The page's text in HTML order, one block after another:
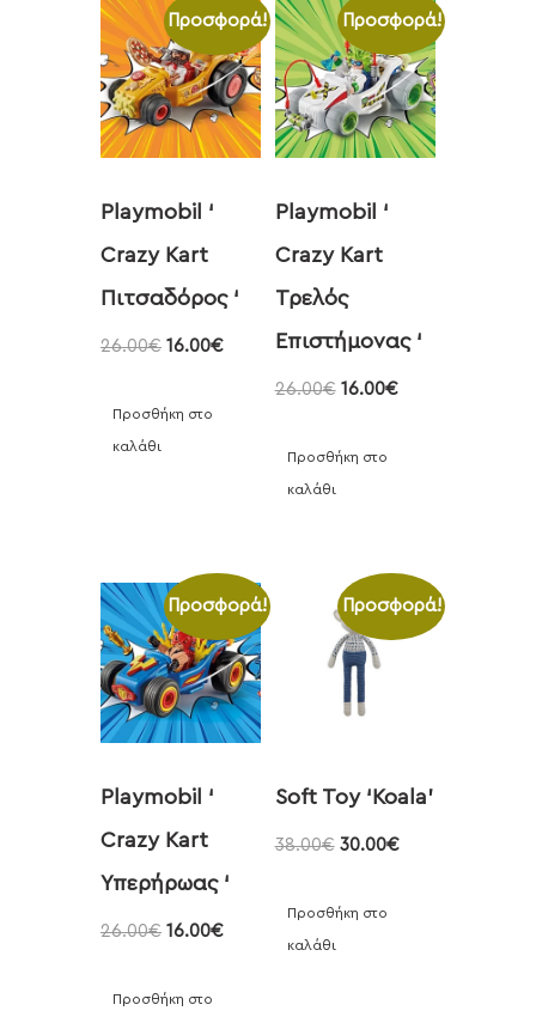
Προσφορά!
Playmobil ‘
Crazy Kart
Πιτσαδόρος ‘
26.00€ 16.00€
Προσθήκη στο
καλάθι
Προσφορά!
Playmobil ‘
Crazy Kart
Τρελός
Επιστήμονας ‘
26.00€ 16.00€
Προσθήκη στο
καλάθι
Προσφορά!
Playmobil ‘
Crazy Kart
Υπερήρωας ‘
26.00€ 16.00€
Προσθήκη στο
Προσφορά!
Soft Toy ‘Koala’
38.00€ 30.00€
Προσθήκη στο
καλάθι